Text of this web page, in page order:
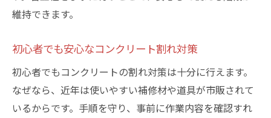
維持できます。
初心者でも安心なコンクリート割れ対策
初心者でもコンクリートの割れ対策は十分に行えます。
なぜなら、近年は使いやすい補修材や道具が市販されて
いるからです。手順を守り、事前に作業内容を確認すれ